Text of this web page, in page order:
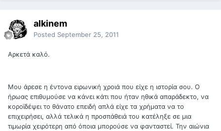
alkinem
Posted September 25, 2011
Αρκετά καλό.
Μου άρεσε η έντονα ειρωνική χροιά που είχε η ιστορία σου. Ο
ήρωας επιθυμούσε να κάνει κάτι που ήταν ηθικά απαράδεκτο, να
κοροϊδέψει το θάνατο επειδή απλά είχε τα χρήματα να το
επιχειρήσει, αλλά τελικά η προσπάθειά του κατέληξε σε μια
τιμωρία χειρότερη από όποια μπορούσε να φανταστεί. Την αιώνια